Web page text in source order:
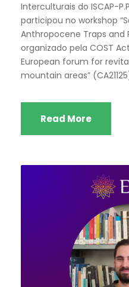
Interculturais do ISCAP-
participou no workshop
Anthropocene Traps and
organizado pela COST
European forum for
mountain areas”
Read More